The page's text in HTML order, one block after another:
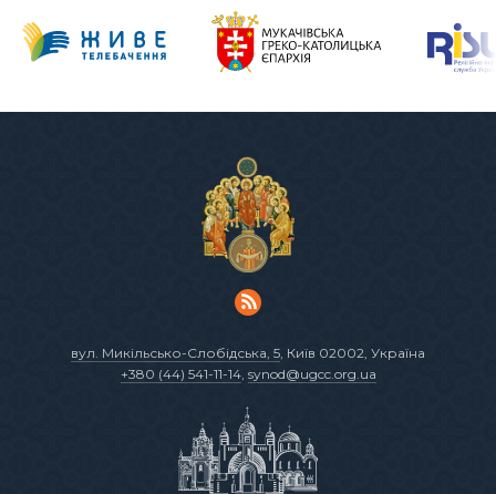
вул. Микільсько-Слобідська, 5, Київ 02002, Україна
+380 (44) 541-11-14, synod@ugcc.org.ua